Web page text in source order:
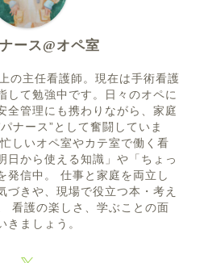
ース@オペ室
の主任看護師。現在は手術看護
して勉強中です。日々のオペに
全管理にも携わりながら、家庭
ナース”として奮闘していま
しいオペ室やカテ室で働く看
日から使える知識」や「ちょっ
発信中。 仕事と家庭を両立し
づきや、現場で役立つ本・考え
看護の楽しさ、学ぶことの面
きましょう。